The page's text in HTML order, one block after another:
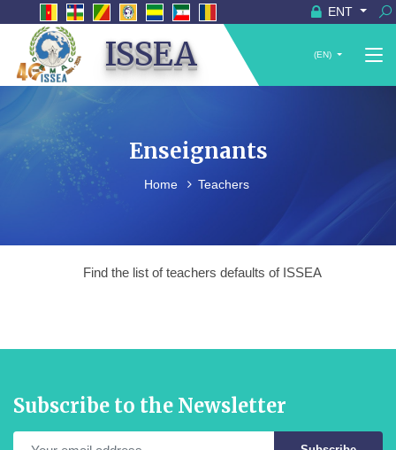
ENT
ISSEA (EN)
Enseignants
Home Teachers
Find the list of teachers defaults of ISSEA
Subscribe to the Newsletter